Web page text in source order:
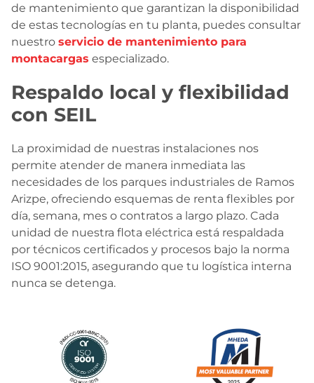
de mantenimiento que garantizan la disponibilidad
de estas tecnologías en tu planta, puedes consultar
nuestro servicio de mantenimiento para
montacargas especializado.
Respaldo local y flexibilidad
con SEIL
La proximidad de nuestras instalaciones nos
permite atender de manera inmediata las
necesidades de los parques industriales de Ramos
Arizpe, ofreciendo esquemas de renta flexibles por
día, semana, mes o contratos a largo plazo. Cada
unidad de nuestra flota eléctrica está respaldada
por técnicos certificados y procesos bajo la norma
ISO 9001:2015, asegurando que tu logística interna
nunca se detenga.